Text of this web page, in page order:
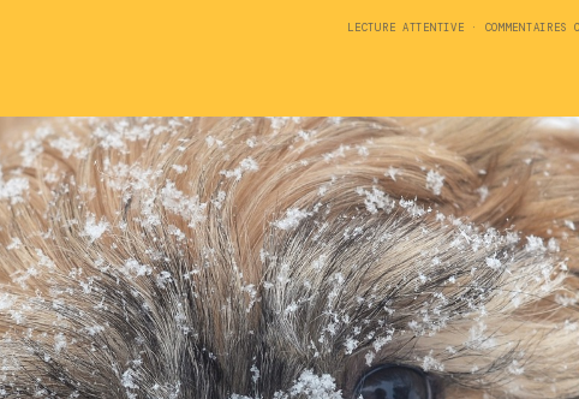
LECTURE ATTENTIVE · COMMENTAIRES